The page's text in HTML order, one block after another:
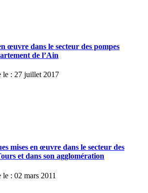
œuvre dans le secteur des pompes
de l’Ain
le : 27 juillet 2017
mises en œuvre dans le secteur des
et dans son agglomération
: 02 mars 2011